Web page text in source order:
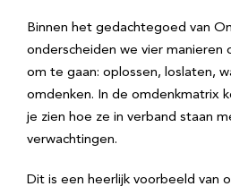
Binnen het gedachtegoed van
onderscheiden we vier
om te gaan: oplossen, loslaten,
omdenken. In de omdenkmatrix
je zien hoe ze in verband staan
verwachtingen.
Dit is een heerlijk voorbeeld van